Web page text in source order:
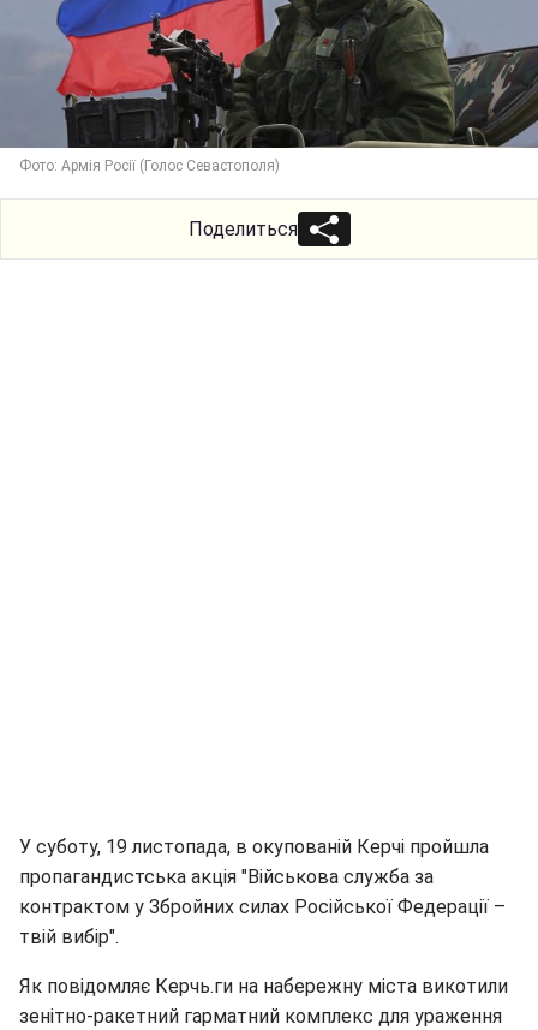
Фото: Армія Росії (Голос Севастополя)
Поделиться
У суботу, 19 листопада, в окупованій Керчі пройшла
пропагандистська акція "Військова служба за
контрактом у Збройних силах Російської Федерації –
твій вибір".
Як повідомляє Керчь.ги на набережну міста викотили
зенітно-ракетний гарматний комплекс для ураження